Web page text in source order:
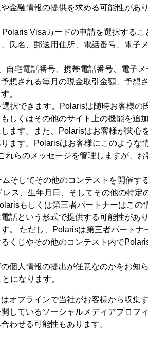
融情報の提供を求める可能性があ
Visaカードの申請を選択する
氏名、郵送用住所、電話番号、電子
宅電話番号、携帯電話番号、電子
される毎月の現金取引金額、予想
。
択できます。Polarisは随時お客様の
しくはその他のサイト上の機能を追
ます。また、Polarisはお客様が関心
ます。Polarisはお客様にこのような
らのメッセージを管理しますが、
そしてその他のコンテストを開催す
ス、生年月日、そしてその他の特
もしくは第三者パートナーはこの
話という形式で提供する可能性があ
。 ただし、Polarisは第三者パート
くじやその他のコンテスト内で
個人情報の提出が任意なのかをお知
になります。
オフラインで当社がお客様から収集
しているソーシャルメディアプロフ
わせる可能性もあります。